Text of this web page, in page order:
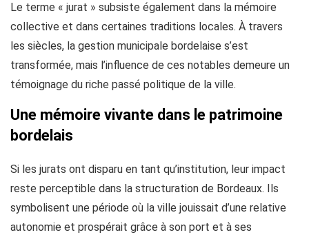
Le terme « jurat » subsiste également dans la mémoire
collective et dans certaines traditions locales. À travers
les siècles, la gestion municipale bordelaise s’est
transformée, mais l’influence de ces notables demeure un
témoignage du riche passé politique de la ville.
Une mémoire vivante dans le patrimoine
bordelais
Si les jurats ont disparu en tant qu’institution, leur impact
reste perceptible dans la structuration de Bordeaux. Ils
symbolisent une période où la ville jouissait d’une relative
autonomie et prospérait grâce à son port et à ses